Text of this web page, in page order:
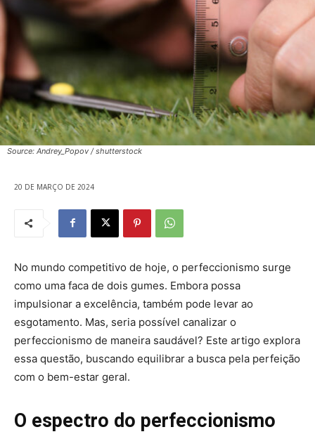
Source: Andrey_Popov / shutterstock
20 DE MARÇO DE 2024
No mundo competitivo de hoje, o perfeccionismo surge
como uma faca de dois gumes. Embora possa
impulsionar a excelência, também pode levar ao
esgotamento. Mas, seria possível canalizar o
perfeccionismo de maneira saudável? Este artigo explora
essa questão, buscando equilibrar a busca pela perfeição
com o bem-estar geral.
O espectro do perfeccionismo